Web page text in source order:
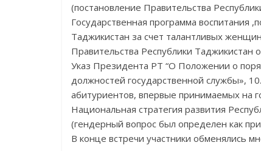
(постановление Правительства
Государственная программа воспитания
Таджикистан за счет талантливых
Правительства Республики Таджикистан
Указ Президента РТ “О Положении о
должностей государственной службы»,
абитуриентов, впервые принимаемых на
Национальная стратегия развития
(гендерный вопрос был определен как
В конце встречи участники обменялись